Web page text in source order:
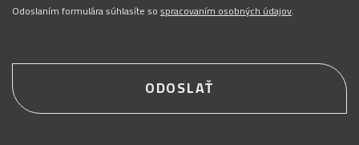
Odoslaním formulára súhlasíte sospracovaním osobných údajov.
ODOSLAŤ